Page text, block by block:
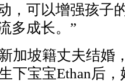
，可以增强孩子
多成长。”
坡籍丈夫结婚
下宝宝Ethan后